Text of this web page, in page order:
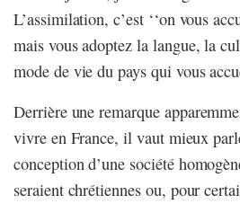
L’assimilation, c’est ‘‘on vous
mais vous adoptez la langue, la
mode de vie du pays qui vous
Derrière une remarque
vivre en France, il vaut mieux
conception d’une société
seraient chrétiennes ou, pour